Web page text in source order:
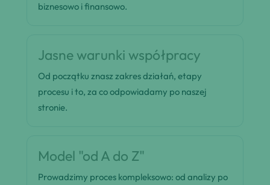
biznesowo i finansowo.
Jasne warunki współpracy
Od początku znasz zakres działań, etapy
procesu i to, za co odpowiadamy po naszej
stronie.
Model "od A do Z"
Prowadzimy proces kompleksowo: od analizy po